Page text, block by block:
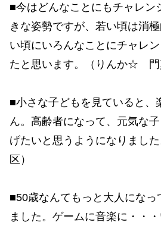
■今はどんなことにもチャレン
きな姿勢ですが、若い頃は消
い頃にいろんなことにチャレ
たと思います。（りんか☆ 門
■小さな子どもを見ていると、
ん。高齢者になって、元気な
げたいと思うようになりまし
区）
■50歳なんてもっと大人になっ
ました。ゲームに音楽に・・